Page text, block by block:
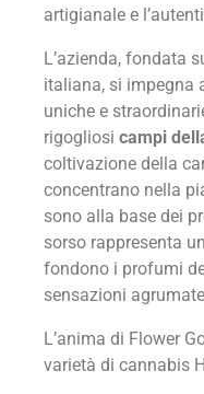
artigianale e
L’azienda, fondata
italiana, si impegna
uniche e
rigogliosi campi
coltivazione della
concentrano nella
sono alla base dei
sorso rappresenta
fondono i profumi
sensazioni
L’anima di Flower
varietà di cannabis